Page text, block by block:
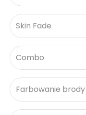
Skin Fade
Combo
Farbowanie brody